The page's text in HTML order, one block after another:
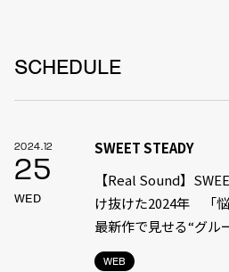
SCHEDULE
2024.12
25
WED
WEB
SWEET STEADY
【Real Sound】
け抜けた2024年 「悩
最新作で見せる“グル